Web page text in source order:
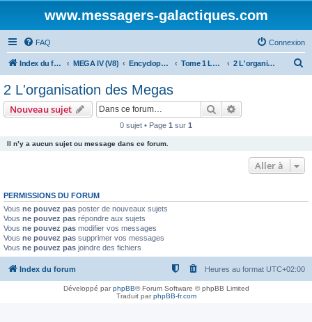
www.messagers-galactiques.com
FAQ Connexion
Index du forum MEGA IV (V8) Encyclopédie (V8) Tome 1 La Guilde 2 L'organisation des Megas
2 L'organisation des Megas
Nouveau sujet Rechercher
0 sujet • Page 1 sur 1
Il n’y a aucun sujet ou message dans ce forum.
Aller à
PERMISSIONS DU FORUM
Vous ne pouvez pas poster de nouveaux sujets
Vous ne pouvez pas répondre aux sujets
Vous ne pouvez pas modifier vos messages
Vous ne pouvez pas supprimer vos messages
Vous ne pouvez pas joindre des fichiers
Index du forum Heures au format UTC+02:00
Développé parphpBB® Forum Software © phpBB Limited
Traduit parphpBB-fr.com